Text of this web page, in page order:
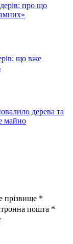
про що
що вже
дерева та
майно
прізвище *
пошта *